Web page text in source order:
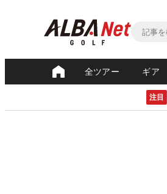
全ツアー ギア
注目